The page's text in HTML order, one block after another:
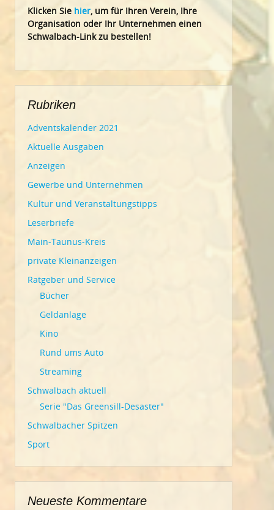
Klicken Sie hier, um für Ihren Verein, Ihre
Organisation oder Ihr Unternehmen einen
Schwalbach-Link zu bestellen!
Rubriken
Adventskalender 2021
Aktuelle Ausgaben
Anzeigen
Gewerbe und Unternehmen
Kultur und Veranstaltungstipps
Leserbriefe
Main-Taunus-Kreis
private Kleinanzeigen
Ratgeber und Service
Bücher
Geldanlage
Kino
Rund ums Auto
Streaming
Schwalbach aktuell
Serie "Das Greensill-Desaster"
Schwalbacher Spitzen
Sport
Neueste Kommentare